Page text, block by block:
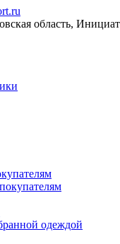
область,
одеждой